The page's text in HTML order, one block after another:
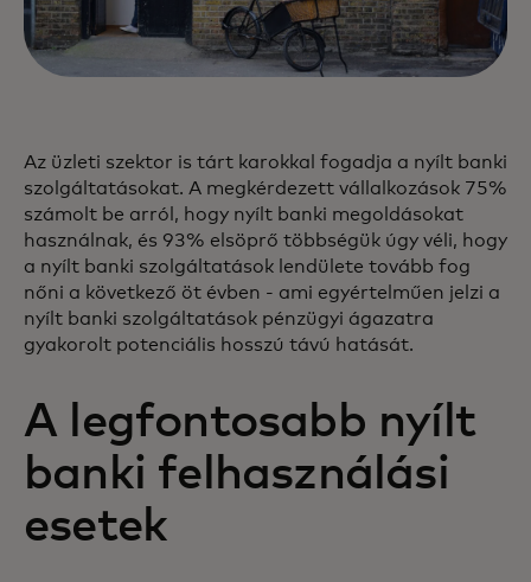
Az üzleti szektor is tárt karokkal fogadja a nyílt banki
szolgáltatásokat. A megkérdezett vállalkozások 75%
számolt be arról, hogy nyílt banki megoldásokat
használnak, és 93% elsöprő többségük úgy véli, hogy
a nyílt banki szolgáltatások lendülete tovább fog
nőni a következő öt évben - ami egyértelműen jelzi a
nyílt banki szolgáltatások pénzügyi ágazatra
gyakorolt potenciális hosszú távú hatását.
A legfontosabb nyílt
banki felhasználási
esetek